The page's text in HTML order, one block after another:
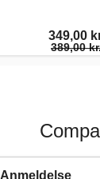
349,00
389,00
Anmeldelse